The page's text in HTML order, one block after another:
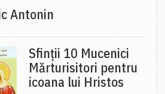
Antonin
Sfinții 10 Mucenici
Mărturisitori pentru
icoana lui Hristos